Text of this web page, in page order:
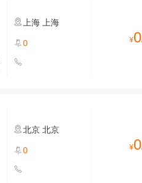
上海 上海
0 ¥0
北京 北京
0 ¥0